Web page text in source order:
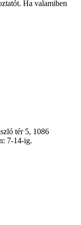
Ha valamiben
tér 5, 1086
7-14-ig.